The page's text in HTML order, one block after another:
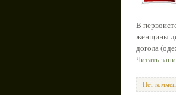
В
женщины
догола
Читать
Нет